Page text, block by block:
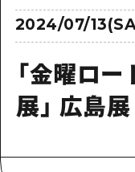
学
歴
癒し
宮
山
弾丸
半日
山
愛
島
施
手
広
お問い合
事業者・
2024/07/
「金曜ロ
展」 広島展